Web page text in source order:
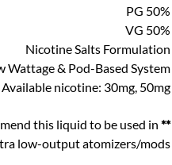
50% PG
50% VG
Nicotine Salts Formulation
Wattage & Pod-Based System
Available nicotine: 30mg, 50mg
** NOT FOR SUB-OHM USE.
this liquid to be used in
low-output atomizers/mods.